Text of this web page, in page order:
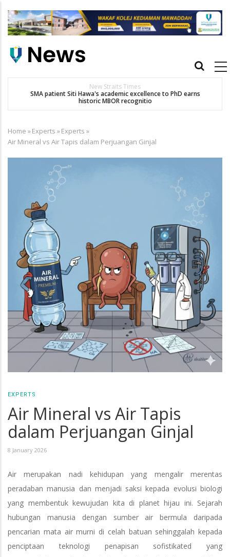
main
Main
New Straits Times
SMA patient Siti Hawa's academic excellence to PhD earns
historic MBOR recognitio
Breadcrumb
Home »Experts »Experts »
Air Mineral vs Air Tapis dalam Perjuangan Ginjal
EXPERTS
Air Mineral vs Air Tapis
dalam Perjuangan Ginjal
8 January 2026
Air merupakan nadi kehidupan yang mengalir merentas
peradaban manusia dan menjadi saksi kepada evolusi biologi
yang membentuk kewujudan kita di planet hijau ini. Sejarah
hubungan manusia dengan sumber air bermula daripada
pencarian mata air murni di celah batuan sehinggalah kepada
penciptaan teknologi penapisan sofistikated yang